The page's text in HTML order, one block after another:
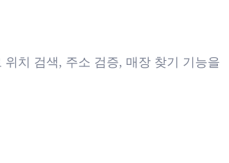
치 검색, 주소 검증, 매장 찾기 기능을